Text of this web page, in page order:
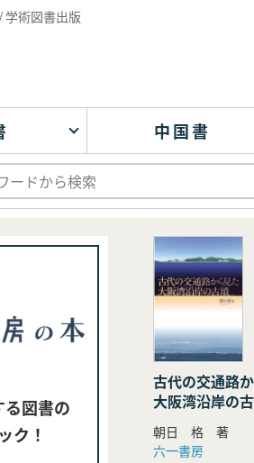
学術図書出版
中国書
図書の
ク！
古代の交通路
大阪湾沿岸の
朝日 格 著
六一書房